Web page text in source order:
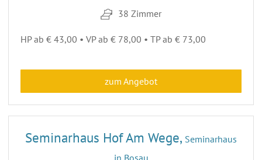
38 Zimmer
HP ab € 43,00 • VP ab € 78,00 • TP ab € 73,00
zum Angebot
17
Seminarhaus Hof Am Wege, Seminarhaus
in Bosau